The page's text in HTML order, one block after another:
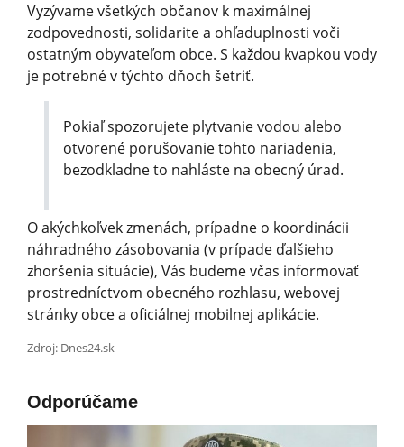
Vyzývame všetkých občanov k maximálnej
zodpovednosti, solidarite a ohľaduplnosti voči
ostatným obyvateľom obce. S každou kvapkou vody
je potrebné v týchto dňoch šetriť.
Pokiaľ spozorujete plytvanie vodou alebo
otvorené porušovanie tohto nariadenia,
bezodkladne to nahláste na obecný úrad.
O akýchkoľvek zmenách, prípadne o koordinácii
náhradného zásobovania (v prípade ďalšieho
zhoršenia situácie), Vás budeme včas informovať
prostredníctvom obecného rozhlasu, webovej
stránky obce a oficiálnej mobilnej aplikácie.
Zdroj: Dnes24.sk
Odporúčame